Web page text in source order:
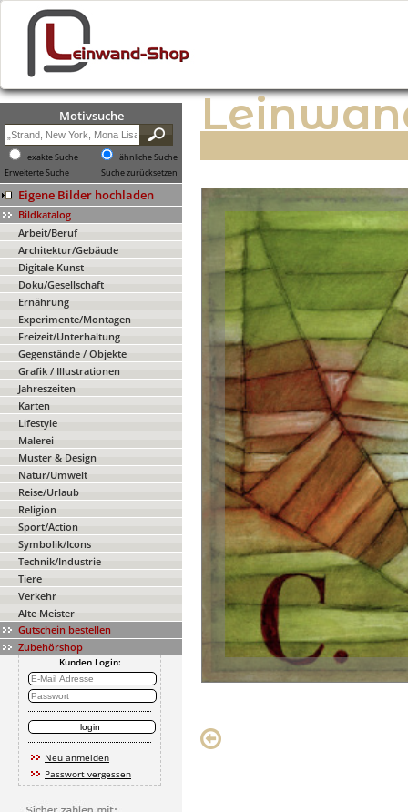
Motivsuche
exakte Suche
ähnliche Suche
Erweiterte Suche
Suche zurücksetzen
Eigene Bilder hochladen
Bildkatalog
Arbeit/Beruf
Architektur/Gebäude
Digitale Kunst
Doku/Gesellschaft
Ernährung
Experimente/Montagen
Freizeit/Unterhaltung
Gegenstände / Objekte
Grafik / Illustrationen
Jahreszeiten
Karten
Lifestyle
Malerei
Muster & Design
Natur/Umwelt
Reise/Urlaub
Religion
Sport/Action
Symbolik/Icons
Technik/Industrie
Tiere
Verkehr
Alte Meister
Gutschein bestellen
Zubehörshop
Kunden Login:
Neu anmelden
Passwort vergessen